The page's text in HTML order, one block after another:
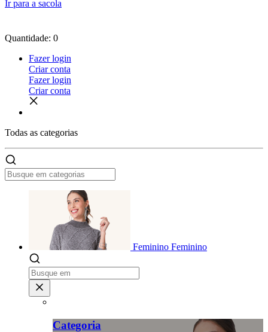
Ir para a sacola
Quantidade: 0
Fazer login
Criar conta
Fazer login
Criar conta
Todas as categorias
Feminino Feminino
Categoria